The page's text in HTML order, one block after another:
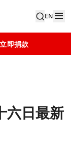
EN
立即捐款
日最新